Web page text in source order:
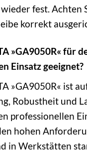
fest. Achten
korrekt
»GA9050R« für
Einsatz geeignet?
»GA9050R« ist
Robustheit und
professionellen
hohen
in Werkstätten